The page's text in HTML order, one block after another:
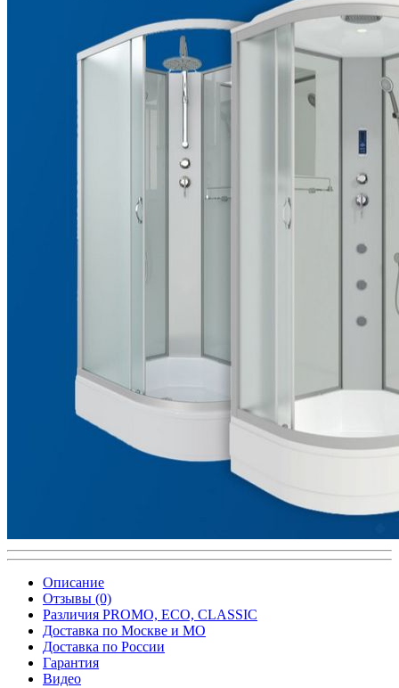
Описание
Отзывы (0)
Различия PROMO, ECO, CLASSIC
Доставка по Москве и МО
Доставка по России
Гарантия
Видео